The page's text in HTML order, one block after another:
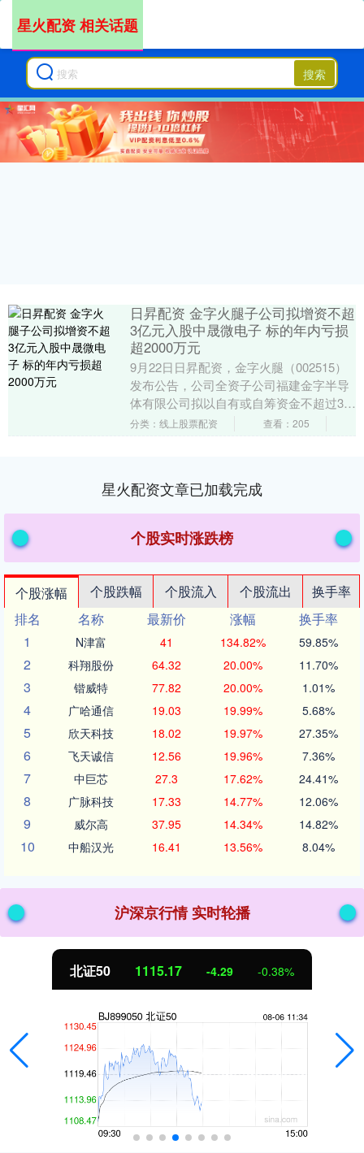
搜索
星火配资 相关话题
日昇配资 金字火腿子公司拟增资不超
3亿元入股中晟微电子 标的年内亏损
超2000万元
9月22日日昇配资，金字火腿（002515）
发布公告，公司全资子公司福建金字半导
体有限公司拟以自有或自筹资金不超过3亿
元，通过增资扩股的方式取得中晟微电子
分类：线上股票配资 查看：205
星火配资文章已加载完成
个股实时涨跌榜
个股涨幅 个股跌幅 个股流入 个股流出
换手率
排名
名称 最新价 涨幅
换手率
1
N津富 41 134.82% 59.85%
2 科翔股份 64.32 20.00% 11.70%
3 锴威特 77.82 20.00% 1.01%
4 广哈通信 19.03 19.99% 5.68%
5 欣天科技 18.02 19.97% 27.35%
6 飞天诚信 12.56 19.96% 7.36%
7 中巨芯 27.3 17.62% 24.41%
8 广脉科技 17.33 14.77% 12.06%
9 威尔高 37.95 14.34% 14.82%
10 中船汉光 16.41 13.56% 8.04%
沪深京行情 实时轮播
北证50 1115.17 -4.29 -0.38%